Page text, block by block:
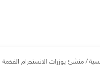
/ منشئ يوزرات الانستجرام الفخمة